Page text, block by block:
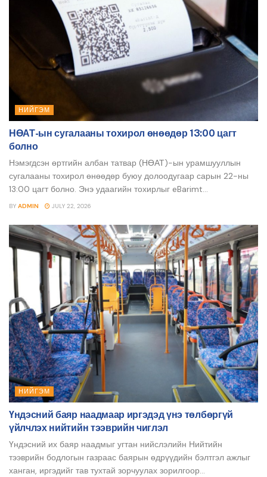
НИЙГЭМ
НӨАТ-ын сугалааны тохирол өнөөдөр 13:00 цагт
болно
Нэмэгдсэн өртгийн албан татвар (НӨАТ)-ын урамшууллын
сугалааны тохирол өнөөдөр буюу долоодугаар сарын 22-ны
13:00 цагт болно. Энэ удаагийн тохирлыг eBarimt...
BY ADMIN JULY 22, 2026
НИЙГЭМ
Үндэсний баяр наадмаар иргэдэд үнэ төлбөргүй
үйлчлэх нийтийн тээврийн чиглэл
Үндэсний их баяр наадмыг угтан нийслэлийн Нийтийн
тээврийн бодлогын газраас баярын өдрүүдийн бэлтгэл ажлыг
ханган, иргэдийг тав тухтай зорчуулах зорилгоор...